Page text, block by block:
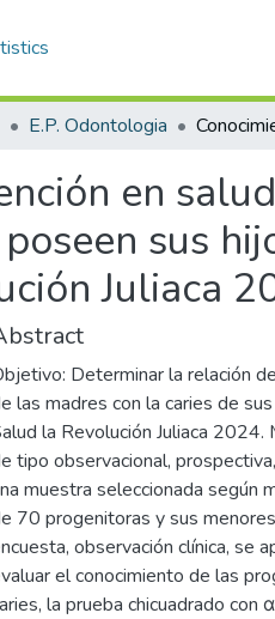
E.P. Odontologia
en
sus
Juliaca
Determinar la relación
las madres con la caries de
la Revolución Juliaca
tipo observacional,
muestra seleccionada según
70 progenitoras y sus
observación clínica, se
el conocimiento de las
la prueba chicuadrado